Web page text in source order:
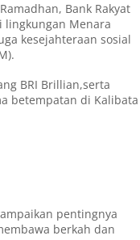
Bank Rakyat
lingkungan Menara
kesejahteraan sosial
BRI Brillian,serta
betempatan di Kalibata
pentingnya
berkah dan